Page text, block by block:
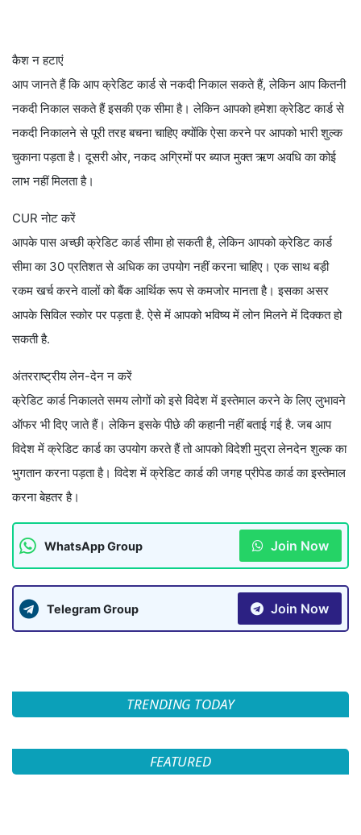
कैश न हटाएं
आप जानते हैं कि आप क्रेडिट कार्ड से नकदी निकाल सकते हैं, लेकिन आप कितनी
नकदी निकाल सकते हैं इसकी एक सीमा है। लेकिन आपको हमेशा क्रेडिट कार्ड से
नकदी निकालने से पूरी तरह बचना चाहिए क्योंकि ऐसा करने पर आपको भारी शुल्क
चुकाना पड़ता है। दूसरी ओर, नकद अग्रिमों पर ब्याज मुक्त ऋण अवधि का कोई
लाभ नहीं मिलता है।
CUR नोट करें
आपके पास अच्छी क्रेडिट कार्ड सीमा हो सकती है, लेकिन आपको क्रेडिट कार्ड
सीमा का 30 प्रतिशत से अधिक का उपयोग नहीं करना चाहिए। एक साथ बड़ी
रकम खर्च करने वालों को बैंक आर्थिक रूप से कमजोर मानता है। इसका असर
आपके सिविल स्कोर पर पड़ता है. ऐसे में आपको भविष्य में लोन मिलने में दिक्कत हो
सकती है.
अंतरराष्ट्रीय लेन-देन न करें
क्रेडिट कार्ड निकालते समय लोगों को इसे विदेश में इस्तेमाल करने के लिए लुभावने
ऑफर भी दिए जाते हैं। लेकिन इसके पीछे की कहानी नहीं बताई गई है. जब आप
विदेश में क्रेडिट कार्ड का उपयोग करते हैं तो आपको विदेशी मुद्रा लेनदेन शुल्क का
भुगतान करना पड़ता है। विदेश में क्रेडिट कार्ड की जगह प्रीपेड कार्ड का इस्तेमाल
करना बेहतर है।
WhatsApp Group Join Now
Telegram Group Join Now
TRENDING TODAY
FEATURED